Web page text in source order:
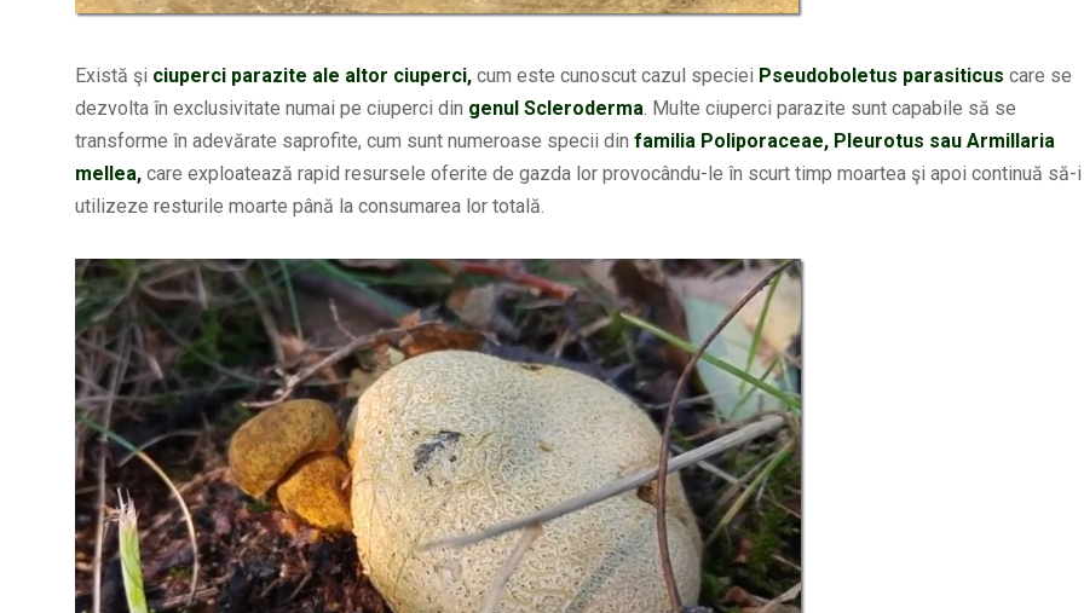
Există şi ciuperci parazite ale altor ciuperci, cum este cunoscut cazul speciei Pseudoboletus parasiticus care se
dezvolta în exclusivitate numai pe ciuperci din genul Scleroderma. Multe ciuperci parazite sunt capabile să se
transforme în adevărate saprofite, cum sunt numeroase specii din familia Poliporaceae, Pleurotus sau Armillaria
mellea, care exploatează rapid resursele oferite de gazda lor provocându-le în scurt timp moartea şi apoi continuă să-i
utilizeze resturile moarte până la consumarea lor totală.